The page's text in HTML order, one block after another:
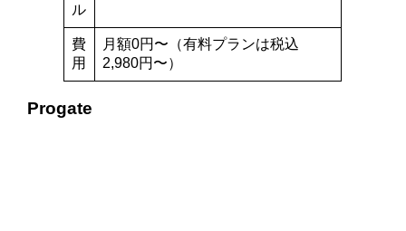
ル
費
用
月額0円〜（有料プランは税込
2,980円〜）
Progate